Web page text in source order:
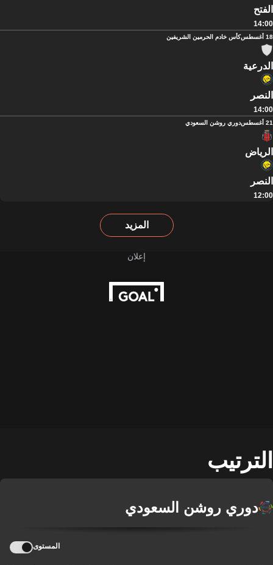
الفتح
14:00
18 أغسطس كأس خادم الحرمين الشريفين
الدرعية
النصر
14:00
21 أغسطس دوري روشن السعودي
الرياض
النصر
12:00
المزيد
الترتيب
دوري روشن السعودي
المستوى